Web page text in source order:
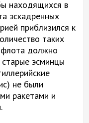
находящихся в
эскадренных
приблизился к
таких
флота должно
эсминцы
не были
ракетами и